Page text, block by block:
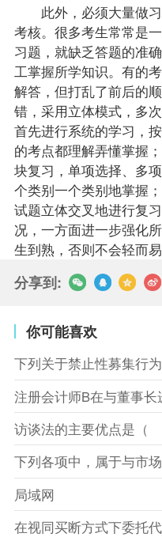
此外，必须大量做习
考核。很多考生常常是
习题，就缺乏答题的准
工掌握所学知识。有的
解答，但打乱了前后的
错，采用立体模式，多
首先进行系统的学习，
的考点都理解弄懂掌握
块复习 ，单项选择、多
个类别一个类别地掌握
试题立体交叉地进行复
况，一方面进一步强化
生到熟，否则不会轻而易
分享到:
你可能喜欢
下列关于禁止性募集行
访谈法的主要优点是（
局域网